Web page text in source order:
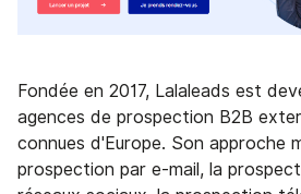
Fondée en 2017, Lalaleads est
agences de prospection B2B
connues d'Europe. Son approche
prospection par e-mail, la